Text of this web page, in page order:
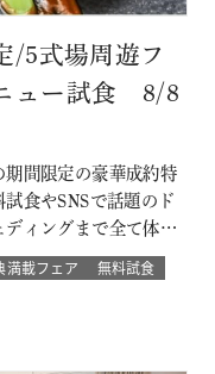
/5式場周遊フ
ュー試食 8/8
間限定の豪華成約特
食やSNSで話題のド
ィングまで全て体験
無料試食やSNSで話
ウェディングまで全
満載フェア
無料試食